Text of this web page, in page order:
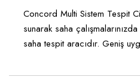
Concord Multi Sistem Tespit
sunarak saha
saha tespit aracıdır. Geniş